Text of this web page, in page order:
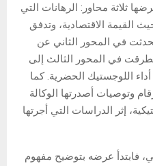
ثلاثة محاور: الرهانات التي
القيمة الاقتصادية، وتدفق
في المحور الثاني عن
في المحور الثالث إلى
اللوجستيك الحضرية. كما
وتوصيات أصدرتها الوكالة
إثر الدراسات التي أجرتها
فابتدأ عرضه بتوضيح مفهوم